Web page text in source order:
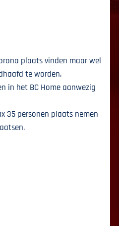
plaats vinden maar wel
te worden.
in het BC Home aanwezig
35 personen plaats nemen